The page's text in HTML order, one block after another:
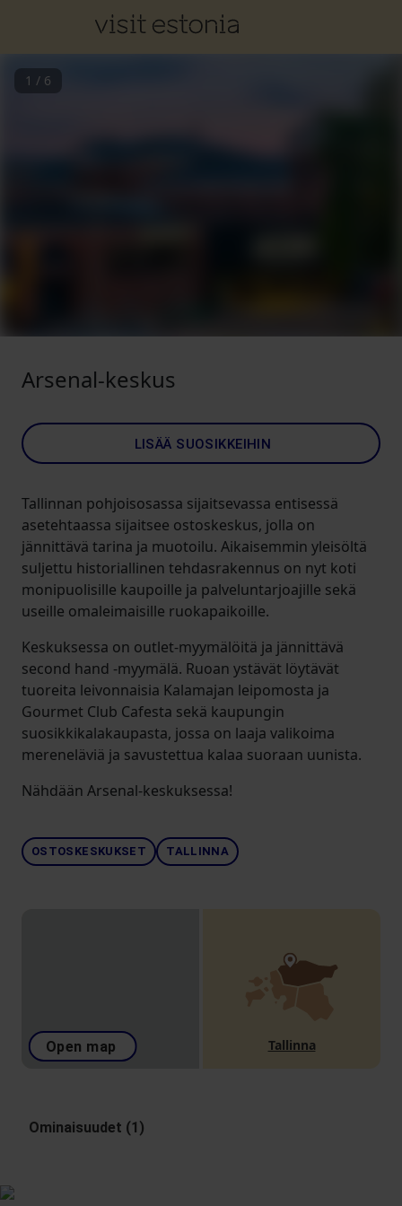
1 / 6
Arsenal-keskus
LISÄÄ SUOSIKKEIHIN
Tallinnan pohjoisosassa sijaitsevassa entisessä
asetehtaassa sijaitsee ostoskeskus, jolla on
jännittävä tarina ja muotoilu. Aikaisemmin yleisöltä
suljettu historiallinen tehdasrakennus on nyt koti
monipuolisille kaupoille ja palveluntarjoajille sekä
useille omaleimaisille ruokapaikoille.
Keskuksessa on outlet-myymälöitä ja jännittävä
second hand -myymälä. Ruoan ystävät löytävät
tuoreita leivonnaisia Kalamajan leipomosta ja
Gourmet Club Cafesta sekä kaupungin
suosikkikalakaupasta, jossa on laaja valikoima
mereneläviä ja savustettua kalaa suoraan uunista.
Nähdään Arsenal-keskuksessa!
OSTOSKESKUKSET TALLINNA
Open map Tallinna
Ominaisuudet (1)